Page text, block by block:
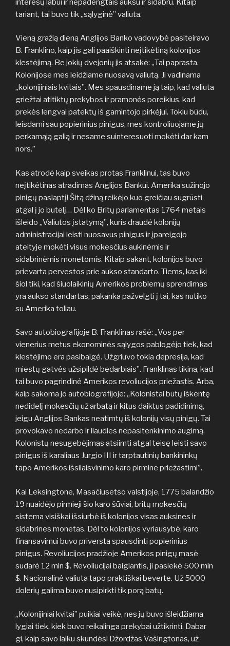
interesų labui ir nepadengtais auksu ir sidabru. Kitaip
tariant, tai buvo tik „sąlyginė” valiuta.
Vieną gražią dieną Anglijos Banko vadovybė pasiteiravo
B. Franklino, kaip jis gali paaiškinti neįtikėtiną kolonijos
klestėjimą. Be jokių dvejonių jis atsakė: „Tai paprasta.
Kolonijose mes leidžiame nuosavą valiutą. Ji vadinama
„kolonijiniais kvitais”. Mes spausdiname ją taip, kad valiuta
griežtai atitiktų prekybos ir pramonės poreikius, kad
prekės lengvai patektų iš gamintojo pirkėjui. Tokiu būdu,
leisdami sau popierinius pinigus, mes kontroliuojame jų
perkamąją galią ir nesame suinteresuoti mokėti dar kam
nors.”
Kas atrodė kaip sveikas protas Franklinui, tas buvo
neįtikėtinas atradimas Anglijos Bankui. Amerika sužinojo
pinigų paslaptį! Šitą džiną reikėjo kuo greičiau sugrūsti
atgal į jo butelį… Dėl ko Britų parlamentas 1764 metais
išleido „Valiutos įstatymą”, kuris draudė kolonijų
administracijai leisti nuosavus pinigus ir įpareigojo
ateityje mokėti visus mokesčius aukinėmis ir
sidabrinėmis monetomis. Kitaip sakant, kolonijos buvo
prievarta pervestos prie aukso standarto. Tiems, kas iki
šiol tiki, kad šiuolaikinių Amerikos problemų sprendimas
yra aukso standartas, pakanka pažvelgti į tai, kas nutiko
su Amerika toliau.
Savo autobiografijoje B. Franklinas rašė: „Vos per
vienerius metus ekonominės sąlygos pablogėjo tiek, kad
klestėjimo era pasibaigė. Užgriuvo tokia depresija, kad
miestų gatvės užsipildė bedarbiais”. Franklinas tikina, kad
tai buvo pagrindinė Amerikos revoliucijos priežastis. Arba,
kaip sakoma jo autobiografijoje: „Kolonistai būtų iškentę
nedidelį mokesčių už arbatą ir kitus daiktus padidinimą,
jeigu Anglijos Bankas neatimtų iš kolonijų visų pinigų. Tai
provokavo nedarbo ir liaudies nepasitenkinimo augimą.
Kolonistų nesugebėjimas atsiimti atgal teisę leisti savo
pinigus iš karaliaus Jurgio III ir tarptautinių bankininkų
tapo Amerikos išsilaisvinimo karo pirmine priežastimi”.
Kai Leksingtone, Masačiusetso valstijoje, 1775 balandžio
19 nuaidėjo pirmieji šio karo šūviai, britų mokesčių
sistema visiškai išsiurbė iš kolonijos visas auksines ir
sidabrines monetas. Dėl to kolonijos vyriausybė, karo
finansavimui buvo priversta spausdinti popierinius
pinigus. Revoliucijos pradžioje Amerikos pinigų masė
sudarė 12 mln $. Revoliucijai baigiantis, ji pasiekė 500 mln
$. Nacionalinė valiuta tapo praktiškai beverte. Už 5000
dolerių galima buvo nusipirkti tik porą batų.
„Kolonijiniai kvitai” puikiai veikė, nes jų buvo išleidžiama
lygiai tiek, kiek buvo reikalinga prekybai užtikrinti. Dabar
gi, kaip savo laiku skundėsi Džordžas Vašingtonas, už